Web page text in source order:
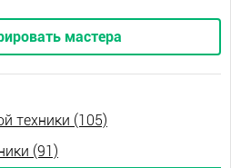
мастера
техники (105)
(91)